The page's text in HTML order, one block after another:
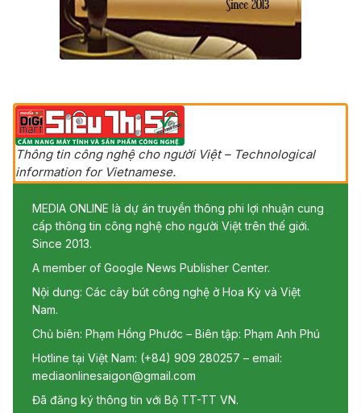
Thông tin công nghệ cho người Việt – Technological
information for Vietnamese.
MEDIA ONLINE là dự án truyền thông phi lợi nhuận cung
cấp thông tin công nghệ cho người Việt trên thế giới.
Since 2013.
A member of Google News Publisher Center.
Nội dung: Các cây bút công nghệ ở Hoa Kỳ và Việt
Nam.
Chủ biên: Phạm Hồng Phước – Biên tập: Phạm Anh Phú
Hotline tại Việt Nam: (+84) 909 280257 – email:
mediaonlinesaigon@gmail.com
Đã đăng ký thông tin với Bộ TT-TT VN.